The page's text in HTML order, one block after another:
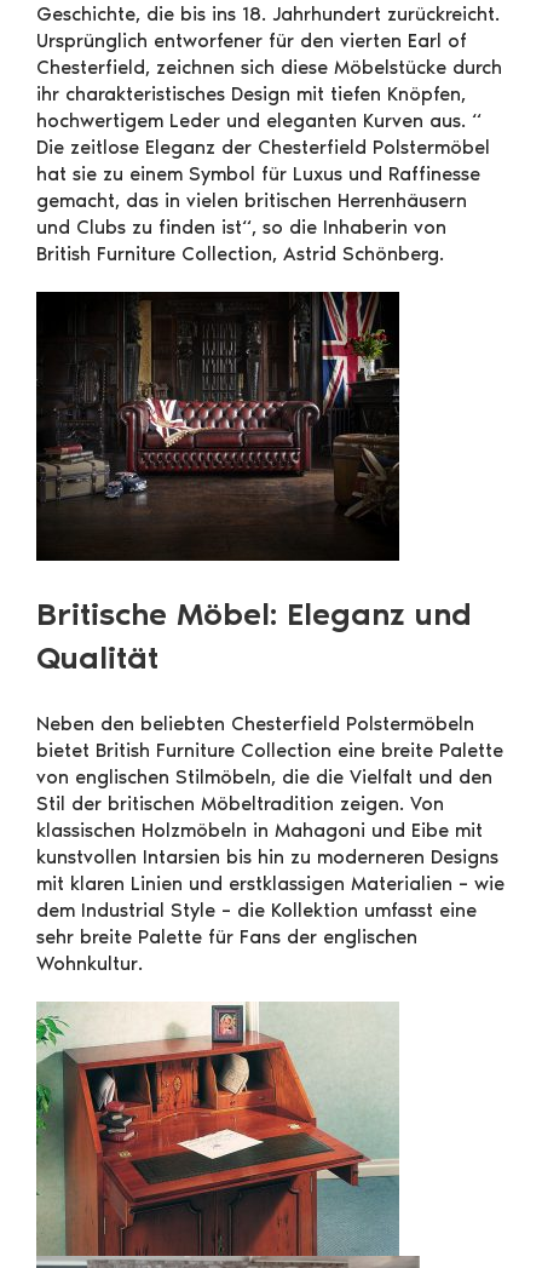
Geschichte, die bis ins 18. Jahrhundert zurückreicht.
Ursprünglich entworfener für den vierten Earl of
Chesterfield, zeichnen sich diese Möbelstücke durch
ihr charakteristisches Design mit tiefen Knöpfen,
hochwertigem Leder und eleganten Kurven aus. “
Die zeitlose Eleganz der Chesterfield Polstermöbel
hat sie zu einem Symbol für Luxus und Raffinesse
gemacht, das in vielen britischen Herrenhäusern
und Clubs zu finden ist“, so die Inhaberin von
British Furniture Collection, Astrid Schönberg.
Britische Möbel: Eleganz und
Qualität
Neben den beliebten Chesterfield Polstermöbeln
bietet British Furniture Collection eine breite Palette
von englischen Stilmöbeln, die die Vielfalt und den
Stil der britischen Möbeltradition zeigen. Von
klassischen Holzmöbeln in Mahagoni und Eibe mit
kunstvollen Intarsien bis hin zu moderneren Designs
mit klaren Linien und erstklassigen Materialien – wie
dem Industrial Style – die Kollektion umfasst eine
sehr breite Palette für Fans der englischen
Wohnkultur.